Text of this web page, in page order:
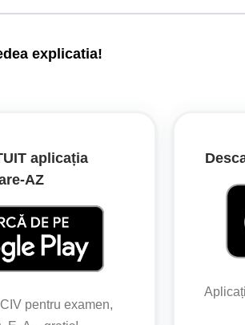
explicatia!
pentru semnalizarea direcției de
înainte de intersecție și sunt obligați
aplicația
pentru examen,